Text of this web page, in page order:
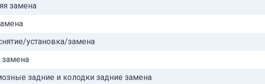
замена
установка/замена
задние и колодки задние замена